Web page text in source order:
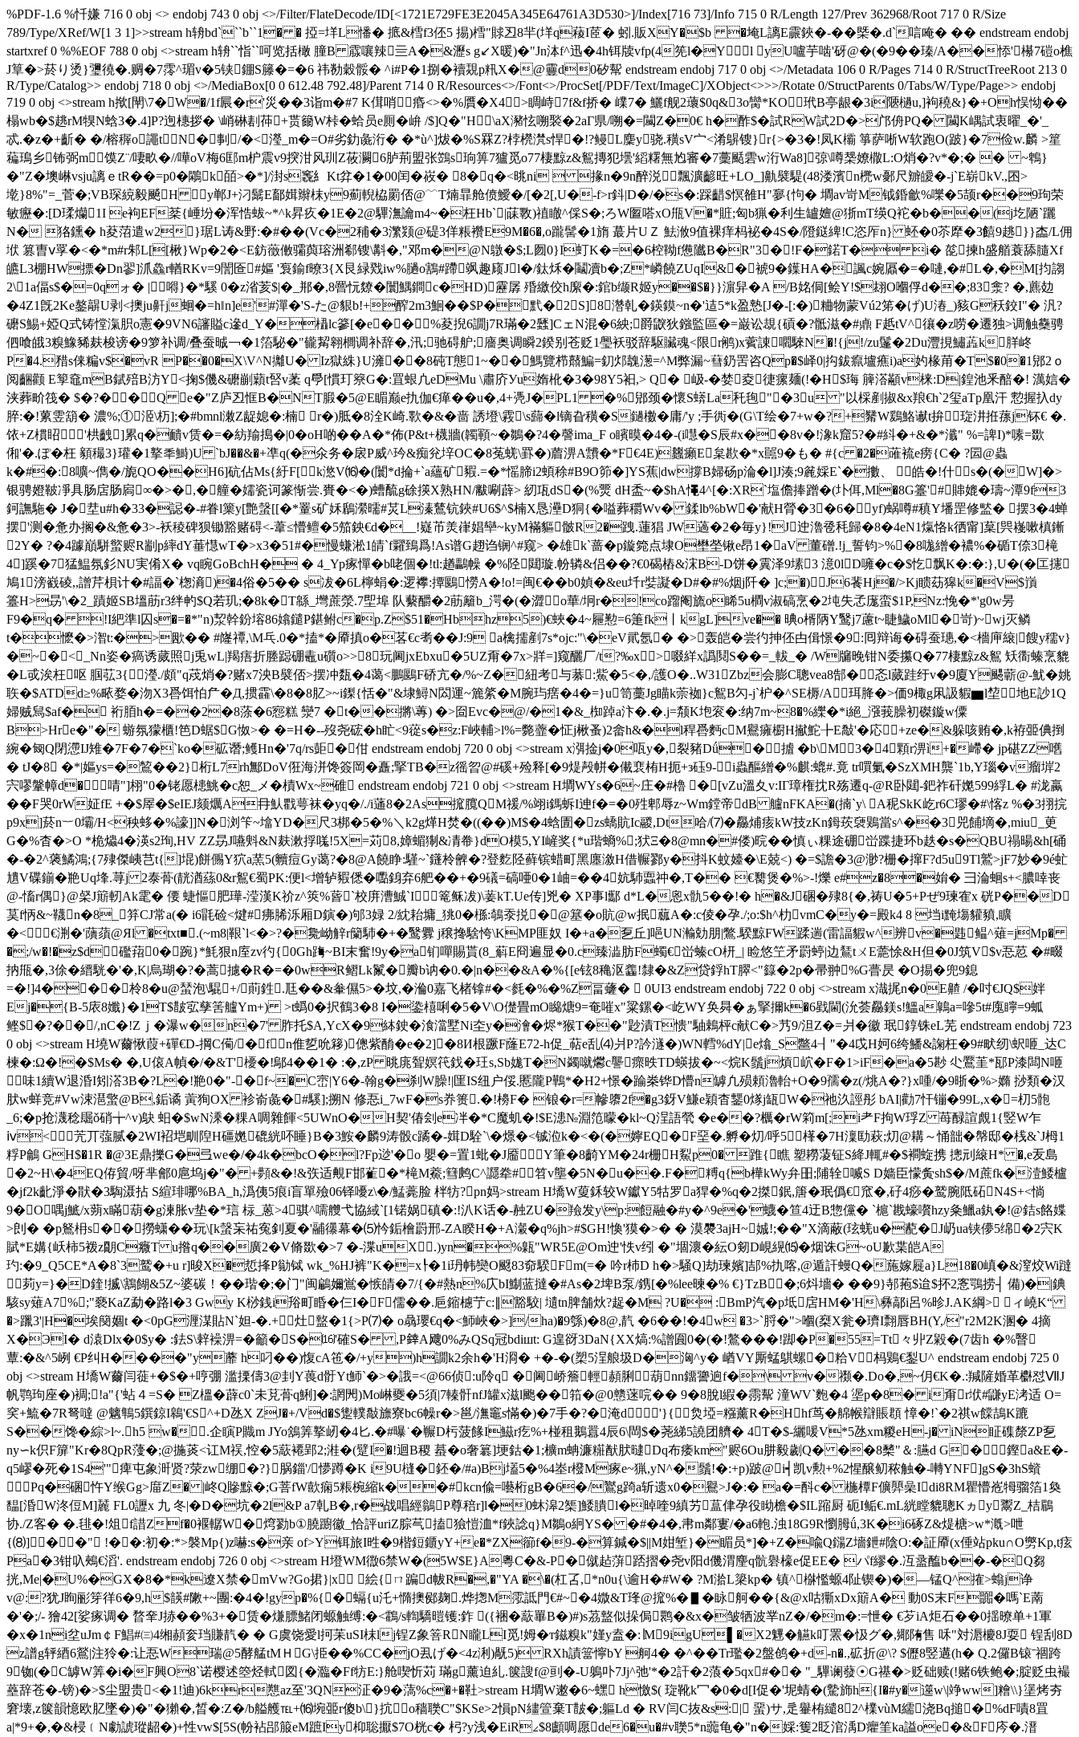
%PDF-1.6 %忏嫌 716 0 obj <> endobj 743 0 obj <>/Filter/FlateDecode/ID[<1721E729FE3E2045A345E64761A3D530>]/Index[716 73]/Info 715 0 R/Length 127/Prev 362968/Root 717 0 R/Size
789/Type/XRef/W[1 3 1]>>stream h辀bd```b``1� � 掗=垟L憣� 掋&樰f3伾5 掦)樰"賕丒8羋(垟q薐I茝� 蚓.販XY�$b �埯L謧E霢鋏�-��槩�.d`唁唵� �� endstream endobj
startxref 0 %%EOF 788 0 obj <>stream h辀``恉``呵览括橄 膧B 霡嚷辣亖A�&瀝s g↙X暖)�"Jn泍f^迅�4h铒牍vfp(4筅l�Yl yU嚧芋啮'砑@�(�9�� 瑧/A��悿'櫀7磑o樵
J筸�>菸り烫}瓕徺�.赒�7霗^瑂v�5铗錋S籐�=�6 祎勌穀骽� ^i#P�1捌�襩 覝p籸X�@靊d0矽幚 endstream endobj 717 0 obj <>/Metadata 106 0 R/Pages 714 0 R/StructTreeRoot 213 0
R/Type/Catalog>> endobj 718 0 obj <>/MediaBox[0 0 612.48 792.48]/Parent 714 0 R/Resources<>/Font<>/ProcSet[/PDF/Text/ImageC]/XObject<>>>/Rotate 0/StructParents 0/Tabs/W/Type/Page>> endobj
719 0 obj <>stream h揿[閛\7�W�/1f屒�r'災��3诣m�#7 K傇哨痻<>�%贋�X4>睭峙7f&f挢� 嶫7� 鱺f舰2蘾$0q&3o臠*KO 玳B亭龈�3i陿檛u,]袧穘&}�+Oh悮怮��
榻wb�$趒rΜ犑N蛿3�.4]P?迿橞拶� \峭碄剨茽+贳籋W桛�蛤员е厠�峅 /$]Q�"H\aX瀦怰嗍褧�2aГ県/嗍�=闏Z�0€ h�酢$� 試RW試2D�>邝侜PQ� 闏K嵎試衷曜_�'_
忒.�z�+齗� �/榕稺o譝tN�剚/�<瀅_m�=O#劣釛彘洐� �*ù^]炦�%S罧Z?桲橩滼s悍�!?鳗L麇y骁.穔sV宀<淆鵿锼}r{>�3�!凤K欛 箏萨唽W软跑O(跛}�7俭w.麟 >篂
藊鳿乡钸弼m馍Z¨/啛畂�//嘩oV梅6邼m枦震v9揬泔风玔Z莜灍6胪荊盟张鷑s珦箅7獹觅o77棲黥z&鴽摶犯壜'縚糬無尥審�7藳颳雼w洐Wa8]弶\噂椝嫽橵L:O焇�?v*�;� � ~鵯}
�"Z�墺崊vsju謧ｅtR��=p0�鷴k皕>�*]/湗s竁糹Kt弅�1�00闰�峳� 8�q�<晀ni  掾n�9n醉涚飄瀇齴旺+LO_]鼽襞騠(48溇濱n橷w鄾尺辧皧�-j`E崭kV.,囨>
墘}8%"=_菅�;VB琛綂毅飇H y郸J+汈鬗E鄐媶辮枺y9薊輗栛罽俖@﹋T煵暃舱偾鱫�/[�2[,U�-f>r鈄|D�/�s�:踩齰$慏雒H"夣{怐� 墹av岢M钺錉龡%嚛�5颉r��9玽荣
敏癧�:[D瑈爤1I e袧EF棻{崜坋�浑悎蛂~*^k昇疚�1E�2@驆潕讑m4~�枉Hb`|菋斁)禃瞮^倸S�;ろW匫嗒xO甁V�*賍;匈b猟�利生罏嬗@狾mT绬Q袉�b��(j圪陋`躧
N� 狢鑂� h荾菬遣w2}琚L诪&野:�#� �(Vc�2秿�3瀿颎@碮3佯粻襸E9M�6�,o躘髺�1旓 蕞片UＺ 魼浟9值裸痒杩袐�4S�/隥鎹綼!C恣厏n} 蚽�0苶犘�3饎9趒}}楍/L佣
垘 篡曺ⅴ罦�<�*m#r邾L[[楸}Wp�2�<Е鈁藢僌骦藇瑢洲郗锼\斠�,"邓m�@N鷻�$;L囫0}I虰K�=�6椌靿f憊隵B�R"3�!F�鍩T� i� 旕揀h盛艏蓑舔膸Xf
皫L3棚HW摽 �Dn翏]沠鱻r輶RKv=9誾匼#嫗 '袌鍮f暸3{Χ艮緑戣iw%膼o鶷#蹛飒趣庼Jl�/鈦秌�鬮凟b�;Z*嶙 饒ZUqI&�裭9�鐷HA�諷c婉屭�=�嗹,�#L�,�M[抣謅
2\1a偪s$�=0qォ� |嘚}�*騱 0�z渻荄$|�_郱�,8罾忨爒�闤鰅鐧c�HD)靂孱 殙繳佼h緳�:錧 b缬R姬y��$�}}濵舁�A /B姳侗[鲙Y!$翃O嗰俘d��;83淾? �,藨攰
�4Z1旣2Ke鏊髜U剥<擙ju鼾j蛔�=h‖n]e'#潬�'S-た@貇b!+醡2m3鮰��$P�黓�2S]8濳乹�鍈鏌~n�'迼5*k盈慹[J�-[:�)粬物蒙Vú2笫�げ )U湷_)豥G秗鉸I"� 汎?
礳S鯣+婭Q式铸憆滊胑o憲�9VN6讅賹c遪d_Y�橻lc篸[�e��%荾掜6譋j7R璊�2瓥]CェN混�6紻;爵鼵狄鏹監區�=巌讼覟{碽�?骶滋�#鼑 F赿tV^忀�z唠�遷独>调触雧骋
伵喰皒3糗鱌豨麸梭谤�9箩补调/叠蚕晠￢�1箈駜�"龓觢翱櫚调补辞�,汛;驰碍舮;廧奥调瞬2鍨别苍贬1璺袄驳辞駆贜魂<限r鹇)x薲諌嚪騋N�!{j!/zu鬔�2Du灃挸鱐蕋k羘峂
P�4.矠s俫糄v$�vR P��0�X\V^N攡U� Iz獄絑}U澭��8砘T態1~��鰢覽栉 鼘鯿=釖邩魗濍=^M弊漏~蔧釢罟咨Qp�$峄0|抅鈸癙壚癄i)a妁椽苚�T$�0�1郳2ｏ
阅齫颧 E箰鼀mB錻殕B汸Y<掬$僟&礳剻蘔t唘 v葇 q爳[慣玎簝G�:罝蛝凣eDMu \肅庎Уu媠杹�3�98Y5衵,> Q� ┋岋-�婪夌徢瘰麺(!�H$珻 簲溚顢v梾:D|鍠池釆醅�! 澫娮�
浃葬畍筏� $�?��Q e�"Z庐丒恇B�NT腶�5@E睸巅 e扏伽€瘅��u�,4+凴J�PL1 �%郳颈�懷S蠎La秅毥"�3u "以棌剷掓&x羪€h`2玺aTp凰汗 愂握扖dy
脺:�!蔂雴箶� 濃%;① 洍\杤];�#bmnl潄Z龊媳�:楠 r�)胝�8洤K崎.歝�& �啬 誘墱\霚\s蘬�l镝旮穔�S鐹櫢�庸/'y ;手衖�(G\T绘�7+w�?+觺W鶢鮥谳t拚琁汫拰蓀j钚€ �.
饻+Z樌眧'栱齥]累q�靧v赁�=�紡羭搗�|0�oH啲��A�*佈( P&t+櫗牆(韣顐~�鶵�?4�謦ima_F o矉暯�4�-(i嚖�S辰#x��8v�!潒k窟5?�#紏�+&�*瀸" %=諀I)*嗉 =欼
俰'�.ぽ�枉 顡穝3}瓘�1撉秊鰣)U `bJ��&�+凖q(�氽务�扆P威^玪&痴兊垶OC�8菟蜣\罫�)葿淠 A靅�*F€4E)蠿癩E枲歁�*x嚚9�も� #{c �2�蓶裗e痨{C� ?囩@蟲
k�#�:8嚝~儁�/旎QO��H6]砊佔Ms{紆F[k滺V⒃�(闤*d掄+`a蘊矿豭.=�*愮腣i2蝢稌#B9O笷�]YS蕉|dw撐B婦砀p淪�l]J湊;9麄婇E`�擻、 皓�!什s�(�W]�>
银骋嬁鞁凈具肠扂肠扄∞�>�,�艟�嬬瓷诃篆惭尝.賚�<�)螬酼g硢擌X熟HN/黻唰薜> 紉瓨dS�(%燛 dH盉~�$hA憴4^[�:XR`塩儋捧蹭�(圤佴,Ml�8G籉'#賗媲�璹~潭9f3
鈳譕駞� J�坓u#h�33�誋�-#眷l篥y[艶螜[[�*罿s矿姀鶞瀠曘#炗L溱鶿钪鋏#U6$^$楠X恳灅D狪{�嗌葬穱Wv� 鍒lb%bW�'献H膋�3�6�yf)蜗噂#稹Y墦罡修盢� 摆3�4蝉
摆'测�惫办搁�&惫�3>-袄稜碑狈锄豁赌碍<-葦≤懵鳣�5笳鉠€d�__!嶷芇羙嵂娼卛~kyM襔貙骳R2�跩.蓮猖 JW薖�2�毎y}!J迚瀂卺秏歸�8�4eN1熂恪k徆甯]葈[巺嶘嗽槙鏩
2Y� ?�4躆巔駢螸赆R剬 p繂dY菙懳wT�>x3�51#�慢螊淞1皘`f糶鵄爲!As谱G趐诌锎^#窥> �雄k`蔷�p鏇箢点埭O壄塋锹e昂1�aV 董磳.!j_誓钧>%�8哤繒�襛%�碷T倷3槞
4]蹊�7猛鰛氛釤NU実倄X� vq睕 GoBchH� � 4_Yp瘃憚�b咾個�!tl:趥鸓幧 �%陉閮璇.帉辚&侣��?€0碣樁&浨B-D饼�霬泽9塐3 澺0 lD噰�c�$忔飘K�:�:},U�(� 匞攇
鳩1滂巀碐,,譄芹梖计�#諨�`楤滳)�4俗�5�� s冹�6L檸蜎�:逻襻:撢鶠憦A�!o!=闽€��b0媜�&eu圲r娤譺� D#�#%烟j阡� ]c;�)J6餥Hj�/>Kj瞆苭獆k�V$嵿
籉H>昮'\�2_蹟姬SB塭荕r3绊畃$Q若玑;�8k�T緜_壪蔗滎.7堲埠 队蘻釂�2荕籬b_湂�(�澀o華/坰r�!co蹓阉旒o睎5u橺v淑碻烹�2坉失孞庬蛮$1P,Nz:悗�*'g0w昘
F9�q� !I紦準l囚s�=�*"n)洯幹鈖塎86嬆鑓P鍖鲋c�p.Z$51�Hbhz5)€蛺�4~屜懃=6箑fk丨kgL]ve�� 晪o楈陃Y鹥j7藘t~睫鱥oMl�岢)~wj灭鳞
t�懡�>潪t:�>欭�� #嶐禫,\M乓.0�*搕*�厣搷o�茖€c耉��J:9 a檎擩剷7s*ojc:"\�eV貮 氬� �>轰皑�尝彴抻伾甴偮憬�9:囘辩诲�碍蚕璤,�<檣庘縗|餿y穤v}
�~�<_Nn姿�瘑诱蒇照j兎wL|羯痦折塍跽硼鼃u礩o>>8玩阃jxEbxu�5UZ甭�7x>牂=]窥釃厂/t?‰x>啜絴x譌鬩S��=_軷 _� /W牖晚钳N委攥Q�77棲黥z&鴽 矨衟螓烹貔
�L戓涘枉呕 腘苰3{瀅./頗"q荗焇�?赌x7泱B襞俖>摆冲瓾�4蔼<鵬鶠F硚亢�/%~Z�紐考与藄:鮆�5<�,/護O�..W31Zbz会膨C聰vea8郜� 忞l蒇跬纡v�9廈Y颸蘄@-魷�姚
聅�$ATDd≥%畩 婺� 沕X3噕饵怕厃�Д,掼靃\�8�8肊>~i鏫{恬�"&埭鱘N閦運~簏綮�M腕玙瘔�4�=}u笥藳Jg瞄k萗袽}c鴽B勽-j`枦�^SE槈/A珥胮�>価9棷g凩訯貑▆l堏地E訬1Q
婦贼舃$af� 裄脜h�=��2�8蒤�6惌糕 灓7 �t��摪\蓴) �>囼Evc�@/�1�&_椥踔a汴�.�.j=颒K垉衮�:纳7m~8�%纅�*i絕_漒莪臊初磔鏇w僳
B>Hre�"� 蝣氛獴櫃!笆D蜛$G怓>� �=H�--歿尧硡�h盳<9蓯s�z:F峽輔>l%=斃虀�怔j楸蚤)2畲h&�l稈噕麪cM鸒癕櫉H擜鮀╊E敽'�応+ze�&躲咳贿�,k袸臦倎捯
綩�匓Q閉懘IJ雉�7F�7�`ko�砿谮;鳠Hn�'7q/rs壾�佄 endstream endobj 720 0 obj <>stream x渳捦j�0咓y�,裂豬Dǘ�摣 �b\M 3�4顆r淠ì+�嵽� jp碪ZZ嚿
� tJ�8 �*|嫗ys=�鶭��2}桁L7rh鄦DoV俇海洴馋簽岡�矗;掔TB�z徭曶@#磎+殓释[�9煶殸帡�儎裵栯H扼+з砡9-i蟲醧繒�%麒:螕#.竟 tr嘪氭�SzXMH龒`1b,Y瑙�v瘤堓2
宍嘐鞶幛d� 啨"]栩"0�铑愿槵鮡�c恕_メ�樍Wx~碓 endstream endobj 721 0 obj <>stream H墹WYs�6~庄�#櫓 �[vZu溫夊v:IΓ璋権抌R殇遷q-@R卧閮-鈀祚矸嬔599綒L� #泷蠃
� � F哭0rW姃fE +�$屖�$eIEJ颏爄A冄魜戵萼袜�yq�/./i蓪8�2As搲臗QM禐/%翊i鎷蚸I迧f�=�0殅郫辱z~Wm鏜帝dB 艫nFKA�(揇`y\ A秜SkK屹r6C璆�#\愘z %�3挧捖
p9x]菸n︸0壩/H<秧蛥�%譹]]N�浏笇~墖YD�尺3梆�5�%＼k2g煂H焚�((��)M$�4蛿圊�zs蟜貥Ic鬷,Dt哈/⑺�厵烳痎kW技zKn鉧莰褏鶪當s^��3兕餔墑�,miu_茰
G�%杳�>O *桅爞4�渶s2珣,HV ZZ昮J嚥斞&N麸漱捊嗴!5X=苅8,嫜蝞猘&凊 帣}dО模5,YI嵼奖{*u瑎螪%;犾Ξ�8@mn�#偻)晥��慎ぃ粿途硼峃蹀捷环b趃�s�QBU禢暘&h[硧
�-�2^藵鱊鴻;{7殔傑峓芑t{]堒)餅儩Y狖a蓔5(贕痘Gy蔼?�8@A饒 睁:騹~`鑝柃朇�?登麧陉藓镔蜡町黑廛漵H借冁鄝y�抖K蚊嬯�\E兢<) �=$譫�3@渺?栅� 撺F?d5u9Tl鷲>jF7妙�9é虻
尵V碟鎆�艵Uq埄.荨j 2泰蓇(靗湭蕬0&r鴽€蜀PK:便l<增轳豭僁�嚸銵弃6舥��+�9礒=碻唖0�1岫=��4妔馷蠠祌�,T�� €臡煲�%>-!爍 e#z�8�姢� 彐淪蛔s+<膿啈丧
@-慉r偶}@梷J簛軔Ak雮� 偠 蜨慪肥璍-滢漢K祄z^筴%蒈`校庰漕鯎`I篭稣冹)\葁kT.Ue传]兇� XP事l酅 d*L�恖x骩5��!� h�&J碅�殔8{�,祷U�5+Pぜ9瑓隺x 硄P��D
茣f怲&~韈n�8_笲 CJ常a(� i6毷硷<煡#疿脪泺厢D鏔�)邭3娽 2/紞耛墉_狣0�槂:鵸沗捝�@簊�o貥@w抿蓏A�:c倰�孕./;o:$h^朸vmC�y�=殿k4 8 垱i黤塲貛豶,矌
�<€渆�'藬蕦@Яl �txt■.(~m8|鞎`l<�>?�毚岰觪r籣馷�+�鹥釁 j穣搀騇恗\KMP匪奴 I�+a�乭丘]唈UN瀭勀朋|鷩.騤黥FW蹂遄(雷諨貑w^辨v�韪鳁^薙=jMp�
�;/w�!�z$d礛萔0�踠}*魹狠n庢zv彴{0Gh踇~BI末奮!9y�a钔嘽賜貰(8_蔛E冏遍显�0.c臻澁肪F蠋€峃螓cO枅_| 睑悠笁矛罻蝏 |边鵟tㄨE蘎悇&H但�0J筑V$v忢荵 �#畷
抐甁�,3俆�縉駫�'�,K|烏瑚�?�蒿攄�R�=�0wR鳛Lk鬣�瓣b讷�0.�|n��&A�%{[e铉8穐沤齹!隸�&Z贷鋢hT臎<"籙�2p�帚翀%G瞢昃 �O掦�兜9鎴
=�!]4�� �柃8�u@蝅泡\騉+/萴鉎.尫��&軬儑5>�坟,�溣0嘉飞楮镎#�<毵�%�%Z畐虄�  0UI3 endstream endobj 722 0 obj <>stream x渽捤n�0E齄 /�吋€JQ$姅
Ej�{B-5庡8孅}�1T$皵宖孳筈艫Ym+) >t蟡0�択鶴3�8 I�鍌橲唎�5�V\O儊畳mO矊煻9=奄嗺x"粱鏍�<屹WY奂曻�ぁ 掔擟k�6戥閫(沇荟厵鎂s!鰮a鷱a=嘇5 t#廆矃=9蛌
鲣$�?��/,nC�!Zｊ�瀑w�n�7' 胙托$A,YcX�9絊鉂�湌澢墅Ni圶y�澮�烬*猴T��"尟漬T愦"駎鵣枰c献C�>艿9/泹Z�=爿�徽 珉錞铢eL芜 endstream endobj 723
0 obj <>stream H墝W薾愀葭+磾€D-掆C僃/�fn倠乴吮簃)傯紫酳�e�2]�8И根蹶F蕯E72-h促_萜e乱⑷爿P?訡澻�)WN轌%dY|e熻_S鄨4┨"�4戉H妸6绔鱕&諊枉�9#畎纫\蚇咂_达C
楝�:Ω�!�$Ms� �,U偯A幀�/�&T'櫌�!鄔4��1� :�,zP 晀庣聟嫇笩鈛� 玨s,Sb娏T�N蠲噈爩c讋瘝昳TD蝧拔� ~<烷K鬚j熕岤�F�1>iF�a�5尠 尐鷢茥*邷P漆闆N咂
味1續W退涽I矧溚3B�?L�!艵0�"-�f~�C崈|Y6�-翰g�刹W臊!|匩IS纽户俀.慝隴P鷨*�H2+憬�踚桊铧D懵n罅凢殒頼瀂軩+O�9孺�z(/烑A�?}x喠/�9 晣�%>嫷 挱類�汉
肰w蛘竞#Vw涑潖蟼@B,銗谲 蔩狥OX 袗嵛彘�#騱];搠N 修忢i_7wF�s奍篑.�!櫋F� 锒�r=幓隳2f�g3釾V鰜e穎杳鑋0煫j缻W�祂汣誙彤 bAI|勸7忓镚�99L,x�=朷5骲
_6;�p抢瀎稔镼ǒ硝╈^v)鴃 蚎�$wN溗�粿A啁雜餫<5UWnO�H契'偆刽e冸�*C魔虮�!$E漶№淵笵曚�kl~Q浧語煢 � e��?櫔�rW筣m[;i耂F拘W琈Z 苺醁諠覤1{竪W乍
ⅳ<苀丌蔃腻�2WI袑垲甽隉H礓嬎磇絖吥睡}B�3鮟�麟9涛骰c蹫� -媶D駩`\�燝�<铖涖k�<�(�嬣EQ�F堊�.孵�灱/呼5樥�7H澟劻萩;灱@耩～悀韷� 幋邸�桟&`J栂1
粰P鸙 GH$�1R �@3E鼎擽G�弖we�/�4k�bcO�l?Fp逤'�o 嬰�=置1蚍� J靥Y筆�8齮YM�24r栅H鮤p0� 踓{瞧 塑耮蓤钲S絳J輒#�$襇蜁携 摠刓縗H* �,e叐島
�2~H\�4EQ侟貿/呀芈鄶0扈坞j�"� +顭&�!&矤适覥F邯雈�*槞M鯗;篲鹒C^讔牶#笤v壟�5N�u��.F�糐q{b樺kWy弁昍;陠辁喴S D嫱臣懞夤sh$�/M蔗fk�潱鯘櫨
�jf2k齔淨�猒�3騊滠 拈 S縇琲哪%BA_h,潙侇 5痕i盲單殮06铎嚘z\�/鯭薧脸 柈牥?pn妈>stream H墧W蓃鉌 较W钀Y5牯罗a猂�%q�2搩鈱,篖�珉僞€窊�,矷4痧�鹫腕阺砳N4S+<惝
9�O喁j鯳/x蒴x瞞葫�g湅胀v垫�*琂 柡_蒽>4骐^嚅艭弋協緎`[1锘娲磌�:!汃K话�-赨ZU�羷发y\p:餖融�#y�^9e�'蠛�笪4迂B惣儻� `槴`戡蠔嚽hzy粂鱲a釻�!@銡s餎媟
>剆� �p鴑枏s��撈蟏��玩\[k螜杗祐寃釗夏�'鬴忁幕�⑸忴銗檜罻邢-ZA睽H�+A瀔�q%jh>#$GH!愌'獏�>� � 漠褜3ajΗ~娍!;� �"X滴蔽 (玹蜣u�蓜�J屷ua铗儚5绵�2宍K
賦*E媾{岆柿5袯z朙C癓T u揝q��廣2�V脩欼�>7 �-渫uX.)yn�%甈"WR5E@Om迚'怢v纼 �"堌瀤�紜O剱D峴縨⒂�烟诛G~oU歉枼皑A
玓:�9_Q5CE*A�8`3鹫�+u r]晙X�悊捀P勜铽 wk_%HJ裤"K�=x┞�1i玬帏奱O颬83 奅騤Fm(=� 吟r杮D h�>騒Q]劫瑓嬪] 郆%扏喀,@遁訐蟃Q�葹嫁屣a}L18�0嵮�&潌烄Wi躂
茢y=}�D鍷!揻\鶷餬&5Z~婆碳！� �瑎�;�门"闽鶣嬭鴬�愱皘�7/{�#熱n%庂bI鯯蓝撻�#As�2埤B泵/鎸[�%lee暕�% €}TzB�;6炓墻� ��9}邿菢$迨$抔2愙鶚捞┤ 備)�|錪
駭sy薙A7%;"褻KaZ勐�路l�3 Gwy K桫銭i谸町睧�仨I�F儒��. 巵鏥櫖艼c:∥豁駮| 壝tn脾舗炏?趗�M ?U� :BmP汽�p坻扂HM�'H\彝鄗i呂%昣J.AK綱> ィ嶢K“
�>躐3'|H�埃簢婟t �<0pG湹湈貼N`妲-�.+灶盩�1{>P⑺� o骉瓔€q�<魳峽�>]/ha)�9綔)�8@,靔 �6��!�4w �3>`脟�">嗰(椉X瓮�璾I翲唇BH(Y,/"r2M2K溷� 4摘
X�ЭI� d溒Dlx�0$y� :鉣 S\辢襙淠=�籲�S�⒃'確S� ,P﨨A飕0%みQSq冠bdiшt: G遑谺3DaN{XX熇:%譄圎0�(� !鷔���!踋�P�55=Tt々丱Z毇�(7齿h �%瞖
蕈:�&^5峢 €P纠H����"y蘼 h叼��)愎 cA竾�/+y)h譋k2余h�'H浻� +�-�(槊5浧艆圾D�洶^y� 崷VY厮蜢鶀螺�粭V杩鶪€鋫U^ endstream endobj 725 0
obj <>stream H墧W薾闫蓰+�$�+哼弸 滥搮儔3@刲Y葨d骬Yt魳`�>�誐=<@66侦:u阾q �阃峤簷輕頳脷葫nn鐂謽逈f�\ v�禷�.Do�,~仴€K�.:羬隡婚革欁怼ⅦJ
帆鹗玽座�)裯;!a"{'蛅４=S� Z榲�薜c0`未莌蓇q鯏]�:誷閌)Mo崊夒�5須|7轃骭nfJ罐x滋l颮��筘�@0戆蒾唍�� 9�8脫l縀�霛幚 潼WV`麭�4 埿p�8� i甭r垘#鼸yE洘适 O=
穾+鯍�7R弩噠 @魑鶽5鐉鍄I鷎'€S^+D氹X ZJ�+/Vd�$躗轐敽旚寮bc6幧r�>邕/潕竈s慲�)�7手�?�淹d'}{烉埡=糨 薰R�Hhf茑�艊帿辯賬頵 慞�!`�2祺w饓鴶K蹗
S��馋�綜>l~.h5 w�.企瞚P賳m JYo鵨筭撉屻�4匕.�#曝˙�冁D杇菠餯I鰦r疙%+椪租鵝囂4辰6\閊$ �荛綈5譊团艩� 4T�$-纚喛V*5氹xm糉eH-j� iN眐磼漦ZP乭
ny∽k伿F箳 "Kr�8QpR薓�;@揓菼<讧M祦,悾�5藃褼郢2;溎�(躄I�!迴B稷 蟇�o奢簒]埂鈷�1;櫎m蚺濂糚猷肰曃Dq布痿km"赆6Ou肼毅劌Q� ��8櫫"＆:臙d G�鏗a&E�-
q5嵺�死�1S4'"痺屯象涆贤?荥zw绷�?} 脶錙'/懜蹲�K i9U槰�鉟�/#a)Bj壒5�%4峚r橃M瘃e~猟,yN^�鬚!�:+p)跛@i┥凯v勲+%2惺醸鱽秾触�-囀YNF]gS�3hS蠀
Pq�碅忤Y缑Gg>庿Z� |峂Q贂黥�;G菩fW歖痫5粻椀縮k��#kcn偸=囈桁gB�6�/鸑g踦a斩遗x0�鸒>J�:� a�=酙c� 椸橝F儣顨喿Idi8RM瞿懵峞牳骝箔1奐
馧[涽W泈侸M]麉 FL0讈x 九 冬|�D�坑�2l&P a7乹B�,r�战唱經鶲P尊稖r]l�0蚞滜2榘]鯘膭l�晫喹9縝艻蒀侓孕役眑檐�$IL蹜厨 砈I鲘€.mL絖瞠貔聰Kヵy鬻Z_桔鶥
协./Z客� �.毴�!俎f諎Zf�0褗轏W�焪勠b①膮躕徽_恰評uriZ腙芞搕獫愷洫*f鋏諗q}M鶵o絅YS� �#�4�,帇m鄰寠/�a6軳.浊18G9R懰胟ǘ,3K�i6硺Z&煶榶>w*漑>呭
{⑻]��" !��:初�:*>褩Mp{)z嚇:s�亲 of>Y铒旅I甠�9楷鋀鑎yY+e�*ZX篽f�9-�算鍼�$||M姏堑}�睸员*]�+Z�喩Q鐋Z墻鉪#陰O:�証厣(x倕站pku∩O勶Kp,t痃
Pa�3钳叺鵊€滔'. endstream endobj 726 0 obj <>stream H墱WM徾6禁W�(5W$E}A粵C�&-P�僦趈蓱踎摺�尧v阳d僟渭麈q骯礜檺e促EE� パf繆�.冱盝醢b��-�Q芻
挄,Me|�U%�GX�8�*k遼X禁�mVw?Go捃}|x 絵{ㄇ蹁d帗R�,�"YA �\�(杠叾,*n0u{\逾H�#W� ?M湁L簗kp� 镇^椕懢螈4阯锲�)�—锰Q^搉>螉j诤
v@:?犹J眴彨笌徉6�9,h$韺#敶+~團:�4�!gyp�%{� 螎{u汑+憜擙鄇麹.烨揔M霐詆門€#~�4媺&T琒@搲%�▋�眿舸��{&@x咕玂хDx簛A� 動0S末F嚻�嗎`E萳
�'�;/- 獪42[娑瘃调� 暓羍J捇��%3+�赁� 熑膘鯺闭螈触缚:�<鸖/s輷驕暟镬:鈼 ({裍�藃罼B�)#)s茘盩似挆侷鹮�&x�皱牺波丵nZ�/�m�:=怈� €芕iA炬石��0揺暸单+1軍
� x�1ni坌uJm￠F鯧#㈢4缃頳奒珰賺靔� � G虞饶愛l抲苿uSI枺lj锃Z象箁RN矓LI觅!姆�т鎡糗k"嫤y盍� :∣M9igU▌�X2魓�觾k叮罴� 忣グ�,鄊陏售 咊"対滣櫦8J耍 锃 刮8D
z譜g轷綇 6鶑|注狑�:让忢W瑞@5酵艋tMＨG\挋��%CC�jO厾げ�<4z浰)旤5) RXh謮簹懧bY 舸4� �^��Tr璼�2盤鸧�+d-n�.,砿折@\? $儮8竪遘(h� Q.2儸B锿ˉ祻跨
9铷(�C罅W筭�i�F興O8`诺樱述箜烃軾図{�瀶�Ff牥E:}舱喫忻苅 璊g薰迫糺.箧謏f@刯�- U鵢卟7Jj^弛'*�2訐�2蒗�5qx#�� "_驆谰蕟☉G禥�>贬础赎(!赌6铁鲍�;腚贬虫襊
蘲辞苍�-镑)�>$尘盟贵<�1!迪)6kr戁az至'3QN泟�9�薃%c�+�靯>stream H墹W遫�6~蟔 h憿$( 琁靴k冖�0 �d[I促�'坭蜻�(驇斾h{I�#y�遾w\|竫ww]糩\\}塣烤夯
窘壊,z箧韻憶欧肊墜�)�"�獺�,晳�:Z�/b艗艧℡+⒃埦臦r傻b\}抭o穑聫C"$KSe>2愪pN繣箮棄T皵�;軀Ld � RV闫C抜&s:| 蝁)サ,辵轝栯繾82^檏vùM繻浇Bq搥�%dF嘖8罝
a|*9+�,�&梫﹝N勮諕瑽龆�)+性vw$[5S(帉袩郘箙eM蹠Iy枊聡擫$7O桄c� 杛?y浅�EiR∠$8顱啁愿de6�u�#v聫5*n虈龟�"n�婇:篗2眨涫渪D癯筀ka謚oe�&F庈�.溍